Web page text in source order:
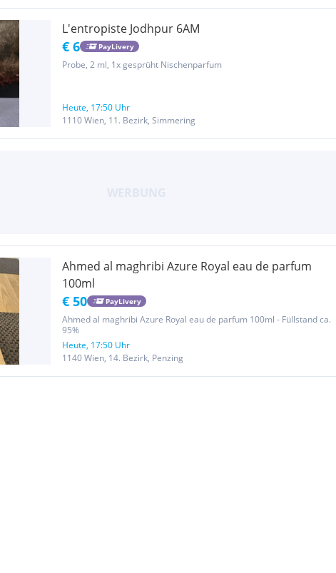
L'entropiste Jodhpur 6AM
€ 6 PayLivery
Probe, 2 ml, 1x gesprüht Nischenparfum
Heute, 17:50 Uhr
1110 Wien, 11. Bezirk, Simmering
Ahmed al maghribi Azure Royal eau de parfum
100ml
€ 50 PayLivery
Ahmed al maghribi Azure Royal eau de parfum 100ml - Füllstand ca.
95%
Heute, 17:50 Uhr
1140 Wien, 14. Bezirk, Penzing